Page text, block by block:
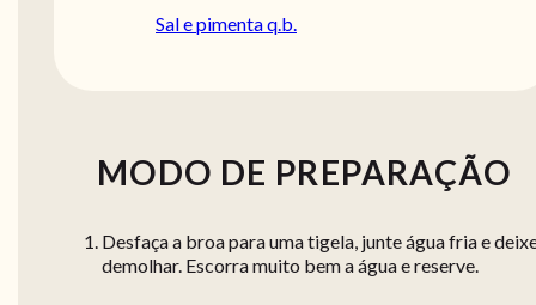
Sal e pimenta q.b.
MODO DE PREPARAÇÃO
Desfaça a broa para uma tigela, junte água fria e
demolhar. Escorra muito bem a água e reserve.